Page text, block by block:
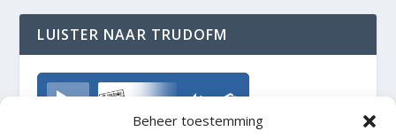
Beheer toestemming
LUISTER NAAR TRUDOFM
TrudoFM